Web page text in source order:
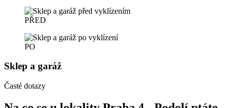
PŘED
PO
Sklep a garáž
Časté dotazy